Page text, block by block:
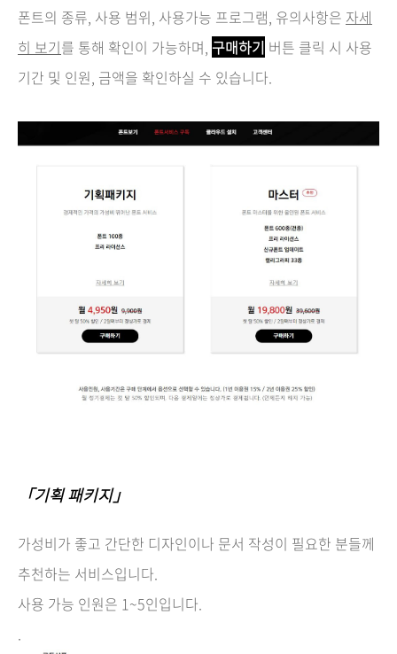
폰트의 종류, 사용 범위, 사용가능 프로그램, 유의사항은 자세
히 보기를 통해 확인이 가능하며, 구매하기 버튼 클릭 시 사용
기간 및 인원, 금액을 확인하실 수 있습니다.
「기획 패키지」
가성비가 좋고 간단한 디자인이나 문서 작성이 필요한 분들께
추천하는 서비스입니다.
사용 가능 인원은 1~5인입니다.
.